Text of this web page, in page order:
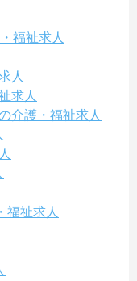
福祉求人
人
求人
介護・福祉求人
福祉求人